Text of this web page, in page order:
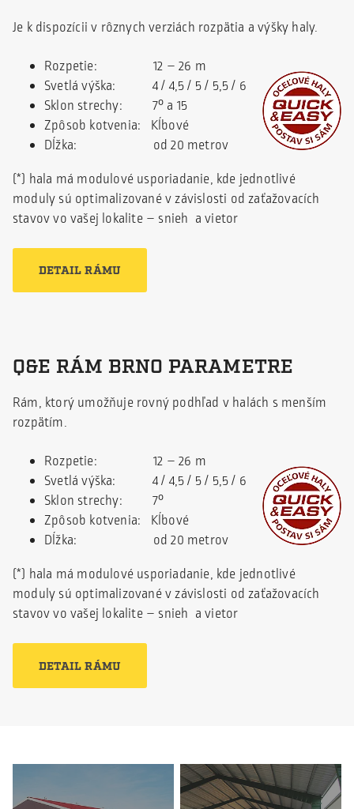
Je k dispozícii v rôznych verziách rozpätia a výšky haly.
Rozpetie: 12 – 26 m
Svetlá výška: 4 / 4,5 / 5 / 5,5 / 6
Sklon strechy: 7° a 15
Zpôsob kotvenia: Kĺbové
Dĺžka: od 20 metrov
(*) hala má modulové usporiadanie, kde jednotlivé
moduly sú optimalizované v závislosti od zaťažovacích
stavov vo vašej lokalite – snieh a vietor
DETAIL RÁMU
Q&E RÁM BRNO PARAMETRE
Rám, ktorý umožňuje rovný podhľad v halách s menším
rozpätím.
Rozpetie: 12 – 26 m
Svetlá výška: 4 / 4,5 / 5 / 5,5 / 6
Sklon strechy: 7°
Zpôsob kotvenia: Kĺbové
Dĺžka: od 20 metrov
(*) hala má modulové usporiadanie, kde jednotlivé
moduly sú optimalizované v závislosti od zaťažovacích
stavov vo vašej lokalite – snieh a vietor
DETAIL RÁMU